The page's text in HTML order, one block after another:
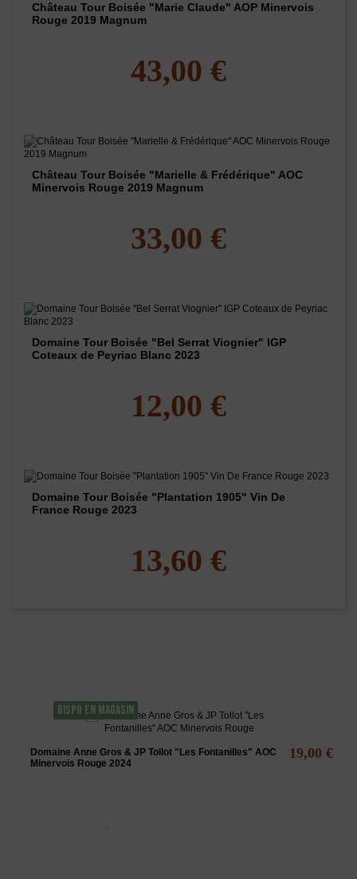
Château Tour Boisée "Marie Claude" AOP Minervois
Rouge 2019 Magnum
43,00 €
Château Tour Boisée "Marielle & Frédérique" AOC
Minervois Rouge 2019 Magnum
33,00 €
Domaine Tour Boisée "Bel Serrat Viognier" IGP
Coteaux de Peyriac Blanc 2023
12,00 €
Domaine Tour Boisée "Plantation 1905" Vin De
France Rouge 2023
13,60 €
DISPO EN MAGASIN
Domaine Anne Gros & JP Tollot "Les Fontanilles" AOC
Minervois Rouge 2024
19,00 €